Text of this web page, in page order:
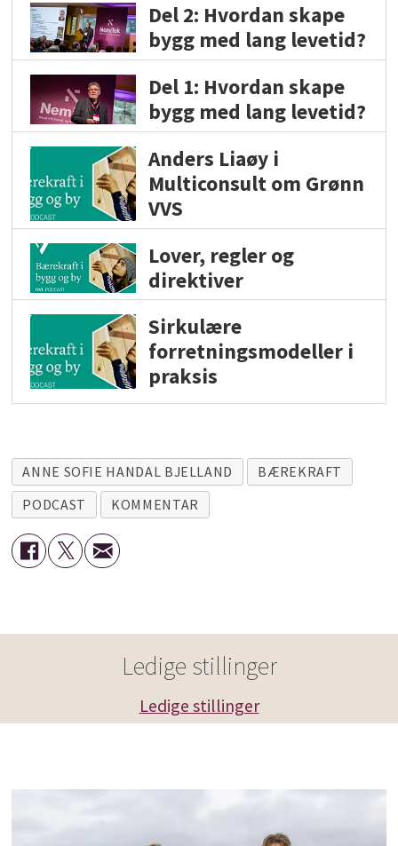
Del 2: Hvordan skape
bygg med lang levetid?
Del 1: Hvordan skape
bygg med lang levetid?
Anders Liaøy i
Multiconsult om Grønn
VVS
Lover, regler og
direktiver
Sirkulære
forretningsmodeller i
praksis
ANNE SOFIE HANDAL BJELLAND
BÆREKRAFT
PODCAST
KOMMENTAR
Ledige stillinger
Ledige stillinger